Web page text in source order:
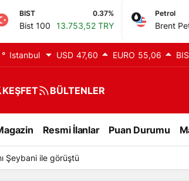
0.37%
TRY
Petrol 0.33%
Brent Petrol 79,71 USD
Istanbul USD 47,60 EURO 55,06
KEŞFET BÜLTENLER
Resmi İlanlar Puan Durumu
Şeybani ile görüştü